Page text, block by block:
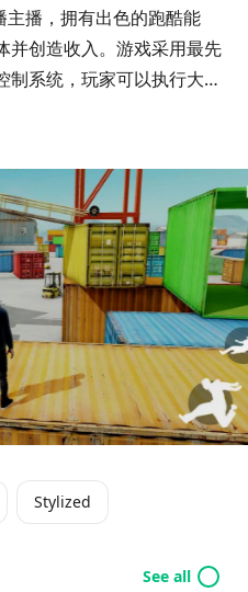
播，拥有出色的跑酷能
并创造收入。游戏采用最先
系统，玩家可以执行大胆
通过表情系统自定义自己
惊人的游戏瞬间，而赞助
内货币。凭借流畅的60帧
为那些渴望掌握跑酷艺术
Stylized
See all